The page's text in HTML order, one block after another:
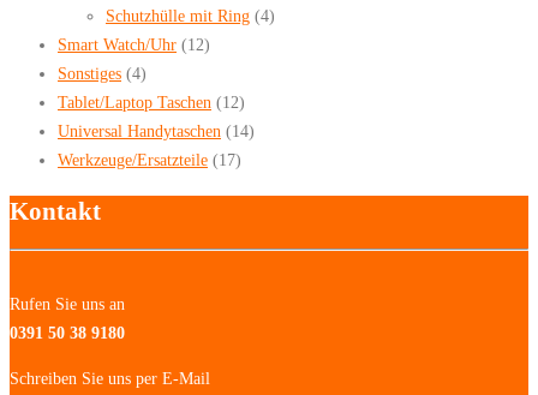
Schutzhülle mit Ring (4)
Smart Watch/Uhr (12)
Sonstiges (4)
Tablet/Laptop Taschen (12)
Universal Handytaschen (14)
Werkzeuge/Ersatzteile (17)
Kontakt
Rufen Sie uns an
0391 50 38 9180
Schreiben Sie uns per E-Mail